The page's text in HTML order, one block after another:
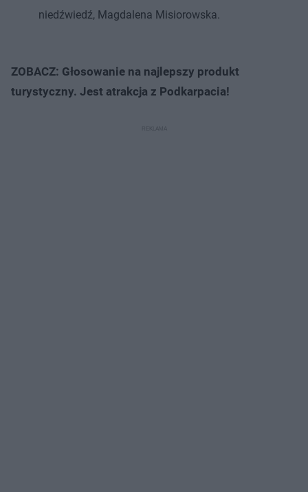
niedźwiedź, Magdalena Misiorowska.
ZOBACZ: Głosowanie na najlepszy produkt
turystyczny. Jest atrakcja z Podkarpacia!